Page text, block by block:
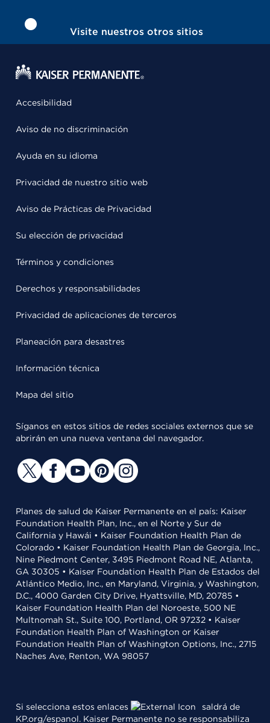
Visite nuestros otros sitios
Accesibilidad
Aviso de no discriminación
Ayuda en su idioma
Privacidad de nuestro sitio web
Aviso de Prácticas de Privacidad
Su elección de privacidad
Términos y condiciones
Derechos y responsabilidades
Privacidad de aplicaciones de terceros
Planeación para desastres
Información técnica
Mapa del sitio
Síganos en estos sitios de redes sociales externos que se
abrirán en una nueva ventana del navegador.
Planes de salud de Kaiser Permanente en el país: Kaiser
Foundation Health Plan, Inc., en el Norte y Sur de
California y Hawái • Kaiser Foundation Health Plan de
Colorado • Kaiser Foundation Health Plan de Georgia, Inc.,
Nine Piedmont Center, 3495 Piedmont Road NE, Atlanta,
GA 30305 • Kaiser Foundation Health Plan de Estados del
Atlántico Medio, Inc., en Maryland, Virginia, y Washington,
D.C., 4000 Garden City Drive, Hyattsville, MD, 20785 •
Kaiser Foundation Health Plan del Noroeste, 500 NE
Multnomah St., Suite 100, Portland, OR 97232 • Kaiser
Foundation Health Plan of Washington or Kaiser
Foundation Health Plan of Washington Options, Inc., 2715
Naches Ave, Renton, WA 98057
Si selecciona estos enlaces
saldrá de
KP.org/espanol. Kaiser Permanente no se responsabiliza